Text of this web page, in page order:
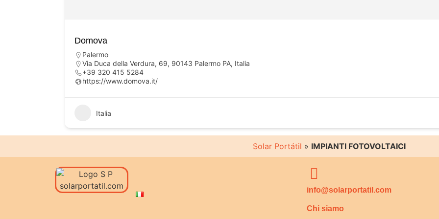
Domova
Palermo
Via Duca della Verdura, 69, 90143 Palermo PA, Italia
+39 320 415 5284
https://www.domova.it/
Italia
Solar Portátil » IMPIANTI FOTOVOLTAICI
info@solarportatil.com
Chi siamo